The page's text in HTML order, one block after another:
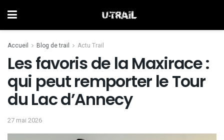
Accueil Blog de trail Actu Trail
Les favoris de la Maxirace :
qui peut remporter le Tour
du Lac d’Annecy
27 mai 2026